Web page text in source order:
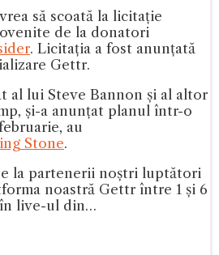
să scoată la licitație
de la donatori
. Licitația a fost anunțată
Gettr.
al lui Steve Bannon și al altor
și-a anunțat planul într-o
au
Stone.
la partenerii noștri luptători
noastră Gettr între 1 și 6
în live-ul din…